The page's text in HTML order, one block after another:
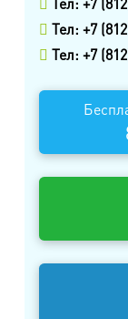
Тел: +7
Тел: +7